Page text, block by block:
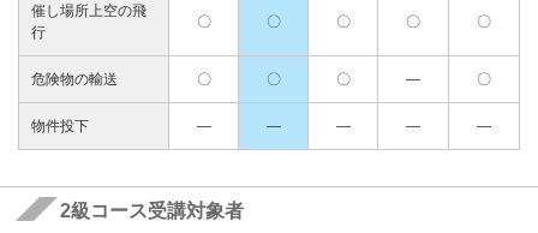
催し場所上空の飛
行
〇 〇 〇 〇 〇
危険物の輸送 〇 〇 〇 ― 〇
物件投下 ― ― ― ― ―
2級コース受講対象者